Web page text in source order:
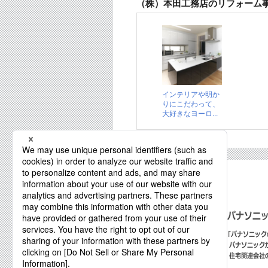
（株）本田工務店のリフォーム
インテリアや明か
りにこだわって、
大好きなヨーロ...
近くのお店を探す